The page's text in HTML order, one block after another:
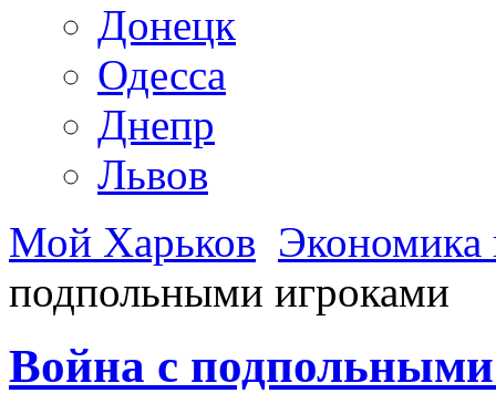
Донецк
Одесса
Днепр
Львов
Мой Харьков Экономика
подпольными игроками
Война с